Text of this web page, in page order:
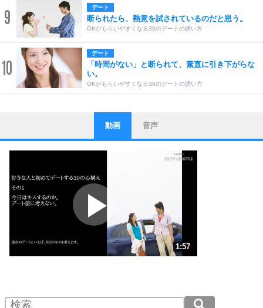
9 デート
断られたら、熱意を試されているのだと思う。
OKがもらいやすくなる30のデートの誘い方
10
デート
「時間がない」と断られて、素直に引き下がらな
い。
OKがもらいやすくなる30のデートの誘い方
1
ストレス対策
他人と比べない。
いっそのこと、他人を見ない。
いらいらしない人になる30の方法
プラス思考
ポジティブになれない原因は、行動しないから。
ポジティブ思考になる30の方法
ストレス対策
人生、なんとかなるもの。
気楽に生きる30の方法
4 器の大きい人は、怒りを優しさで表現する。
動画 音声
1:57
2.0倍速 （230KB 58秒）